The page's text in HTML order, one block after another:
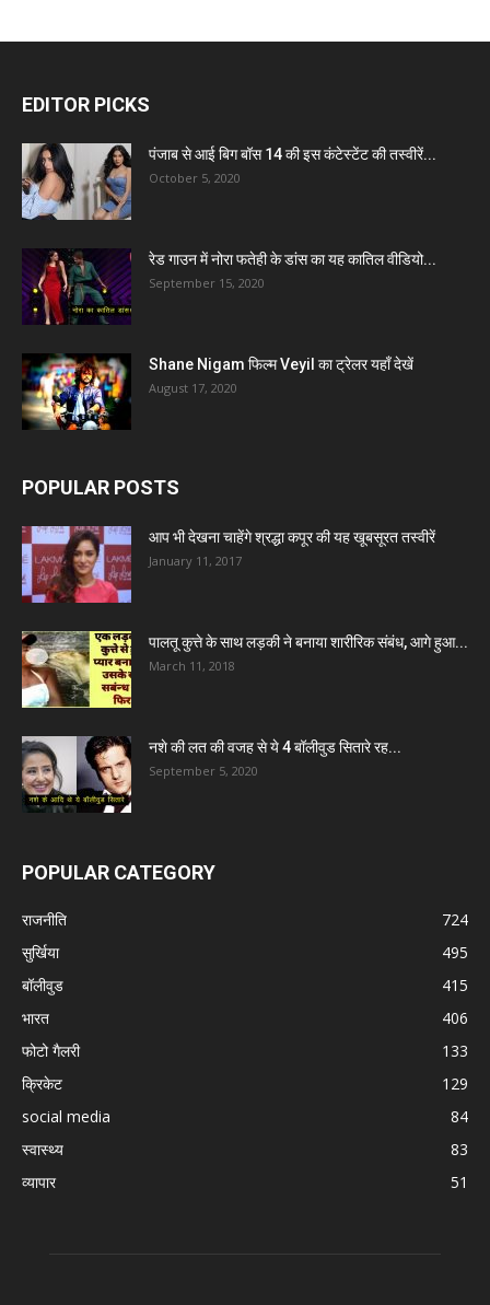
EDITOR PICKS
पंजाब से आई बिग बॉस 14 की इस कंटेस्टेंट की तस्वीरें...
October 5, 2020
रेड गाउन में नोरा फतेही के डांस का यह कातिल वीडियो...
September 15, 2020
Shane Nigam फिल्म Veyil का ट्रेलर यहाँ देखें
August 17, 2020
POPULAR POSTS
आप भी देखना चाहेंगे श्रद्धा कपूर की यह खूबसूरत तस्वीरें
January 11, 2017
पालतू कुत्ते के साथ लड़की ने बनाया शारीरिक संबंध, आगे हुआ...
March 11, 2018
नशे की लत की वजह से ये 4 बॉलीवुड सितारे रह...
September 5, 2020
POPULAR CATEGORY
राजनीति
724
सुर्खिया
495
बॉलीवुड
415
भारत
406
फोटो गैलरी
133
क्रिकेट
129
social media
84
स्वास्थ्य
83
व्यापार
51